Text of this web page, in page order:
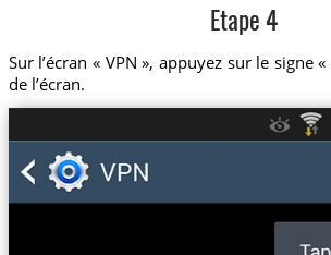
Etape 4
Sur l’écran « VPN », appuyez sur le signe
de l’écran.